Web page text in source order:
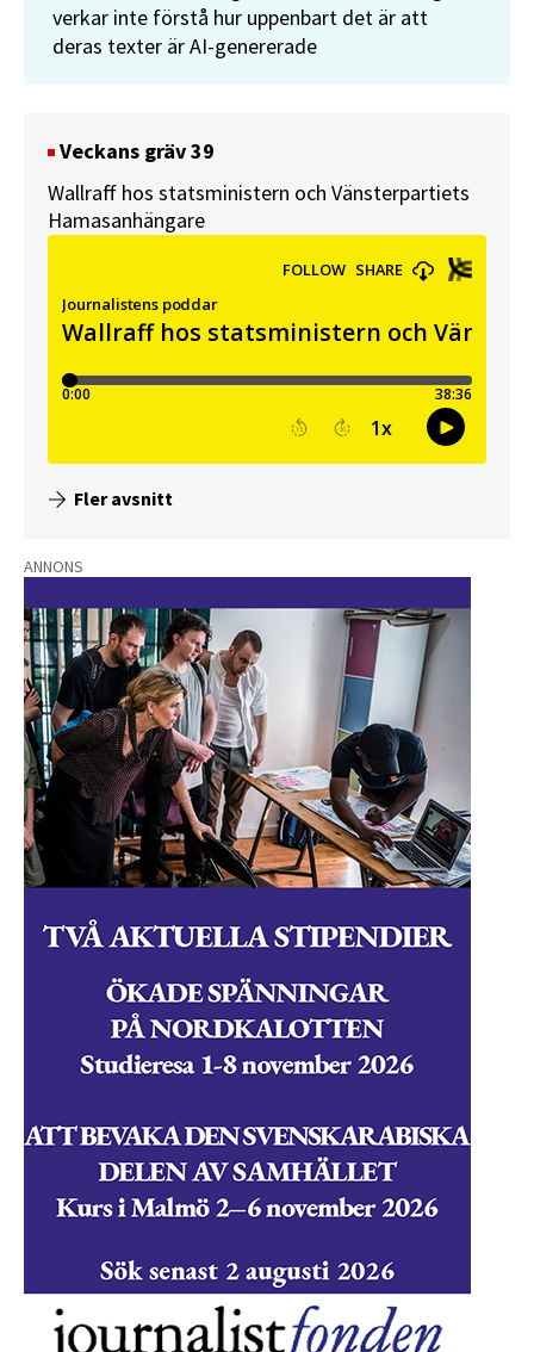
verkar inte förstå hur uppenbart det är att
deras texter är AI-genererade
Veckans gräv 39
Wallraff hos statsministern och Vänsterpartiets
Hamasanhängare
Fler avsnitt
ANNONS